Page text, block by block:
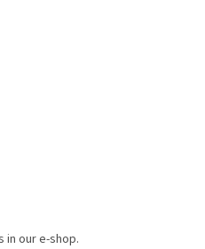
in our e-shop.